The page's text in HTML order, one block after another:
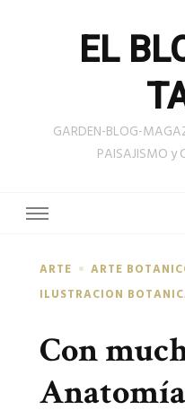
EL
GARDEN-BLOG-
PAISAJISMO y
ARTE
ARTE
ILUSTRACION
Con